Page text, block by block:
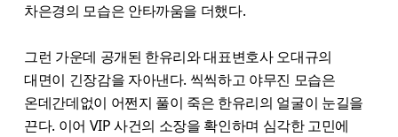
차은경의 모습은 안타까움을 더했다.
그런 가운데 공개된 한유리와 대표변호사 오대규의
대면이 긴장감을 자아낸다. 씩씩하고 야무진 모습은
온데간데없이 어쩐지 풀이 죽은 한유리의 얼굴이 눈길을
끈다. 이어 VIP 사건의 소장을 확인하며 심각한 고민에